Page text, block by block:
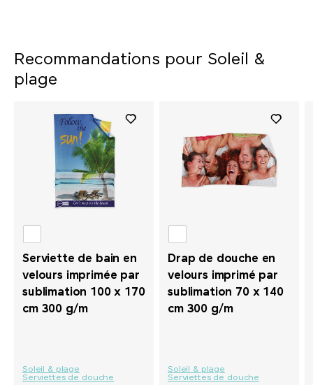
Recommandations pour Soleil &
plage
Serviette de bain en
velours imprimée par
sublimation 100 x 170
cm 300 g/m
Soleil & plage
Serviettes de douche
Drap de douche en
velours imprimé par
sublimation 70 x 140
cm 300 g/m
Soleil & plage
Serviettes de douche